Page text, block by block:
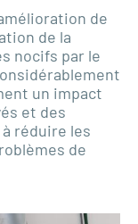
de
de la
nocifs par le
un impact
et des
réduire les
de